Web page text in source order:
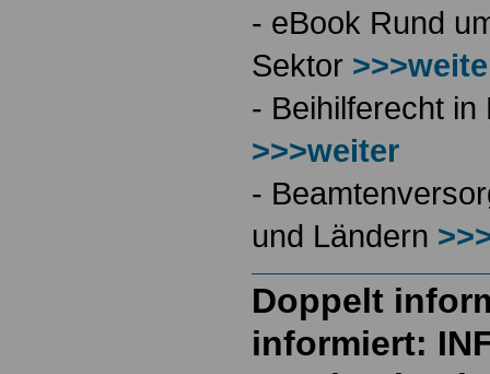
- eBook Rund
Sektor
- Beihilferecht
>>>weiter
-
und Ländern
Doppelt
informiert: